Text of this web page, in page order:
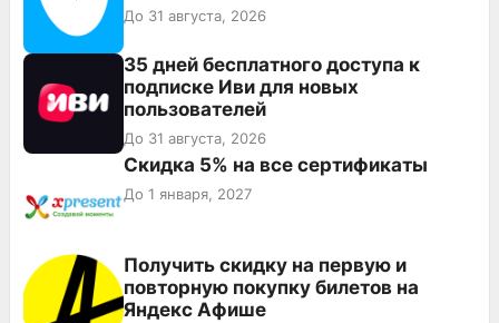
До 31 августа, 2026
35 дней бесплатного доступа к
подписке Иви для новых
пользователей
До 31 августа, 2026
Скидка 5% на все сертификаты
До 1 января, 2027
Получить скидку на первую и
повторную покупку билетов на
Яндекс Афише